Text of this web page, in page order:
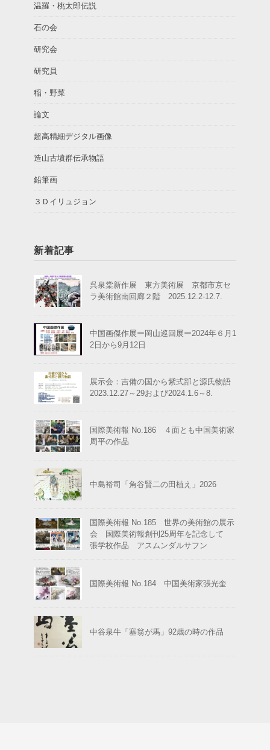
温羅・桃太郎伝説
石の会
研究会
研究員
稲・野菜
論文
超高精細デジタル画像
造山古墳群伝承物語
鉛筆画
３Ｄイリュジョン
新着記事
呉泉棠新作展 東方美術展 京都市京セ
ラ美術館南回廊２階 2025.12.2-12.7.
中国画傑作展ー岡山巡回展ー2024年６月1
2日から9月12日
展示会：吉備の国から紫式部と源氏物語
2023.12.27～29および2024.1.6～8.
国際美術報 No.186 ４面とも中国美術家
周平の作品
中島裕司「角谷賢二の田植え」2026
国際美術報 No.185 世界の美術館の展示
会 国際美術報創刊25周年を記念して
張学枚作品 アスムンダルサフン
国際美術報 No.184 中国美術家張光奎
中谷泉牛「塞翁が馬」92歳の時の作品